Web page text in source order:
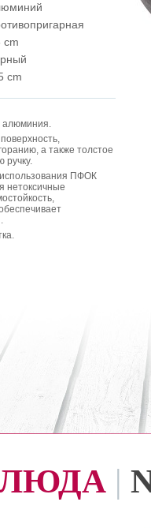
cm
cm
алюминия.
а также толстое
ручку.
ПФОК
нетоксичные
|